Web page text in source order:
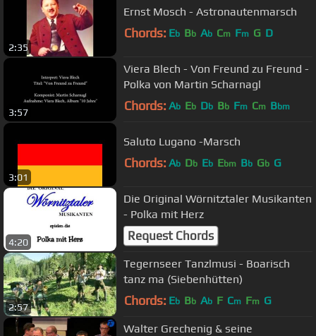
2:35
Ernst Mosch - Astronautenmarsch
Chords: Eb Bb Ab Cm Fm G D
3:57
Viera Blech - Von Freund zu Freund -
Polka von Martin Scharnagl
Chords: Ab Eb Db Bb Fm Cm Bbm
3:01
Saluto Lugano -Marsch
Chords: Ab Db Eb Ebm Bb Gb G
4:20
Die Original Wörnitztaler Musikanten
- Polka mit Herz
Request Chords
2:57
Tegernseer Tanzlmusi - Boarisch
tanz ma (Siebenhütten)
Chords: Eb Bb Ab F Cm Fm G
Walter Grechenig & seine